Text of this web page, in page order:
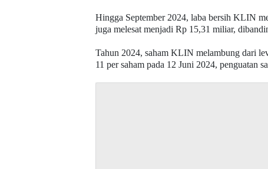
Hingga September 2024, laba bersih KLIN
juga melesat menjadi Rp 15,31 miliar,
Tahun 2024, saham KLIN melambung dari
11 per saham pada 12 Juni 2024, penguatan